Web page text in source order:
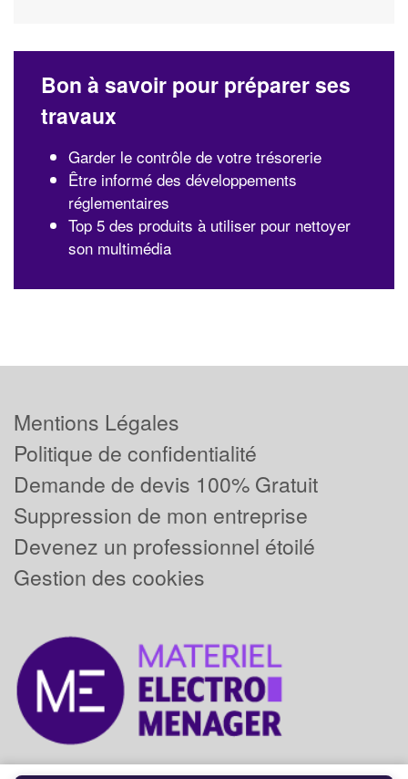
Bon à savoir pour préparer ses
travaux
Garder le contrôle de votre trésorerie
Être informé des développements
réglementaires
Top 5 des produits à utiliser pour nettoyer
son multimédia
Mentions Légales
Politique de confidentialité
Demande de devis 100% Gratuit
Suppression de mon entreprise
Devenez un professionnel étoilé
Gestion des cookies